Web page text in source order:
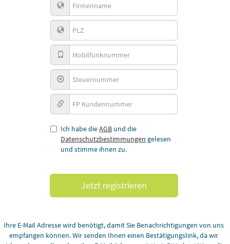
Ich habe dieAGB und die
Datenschutzbestimmungen gelesen
und stimme ihnen zu.
Ihre E-Mail Adresse wird benötigt, damit Sie Benachrichtigungen von uns
empfangen können. Wir senden Ihnen einen Bestätigungslink, da wir